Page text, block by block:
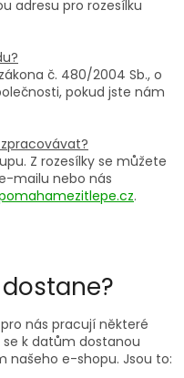
adresu pro rozesílku
č. 480/2004 Sb., o
pokud jste nám
Z rozesílky se můžete
mailu nebo nás
.
nás pracují některé
k datům dostanou
našeho e-shopu. Jsou to: